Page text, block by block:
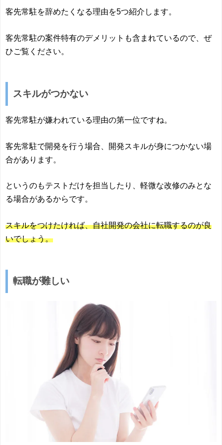
客先常駐を辞めたくなる理由を5つ紹介します。
客先常駐の案件特有のデメリットも含まれているので、ぜ
ひご覧ください。
スキルがつかない
客先常駐が嫌われている理由の第一位ですね。
客先常駐で開発を行う場合、開発スキルが身につかない場
合があります。
というのもテストだけを担当したり、軽微な改修のみとな
る場合があるからです。
スキルをつけたければ、自社開発の会社に転職するのが良
いでしょう。
転職が難しい